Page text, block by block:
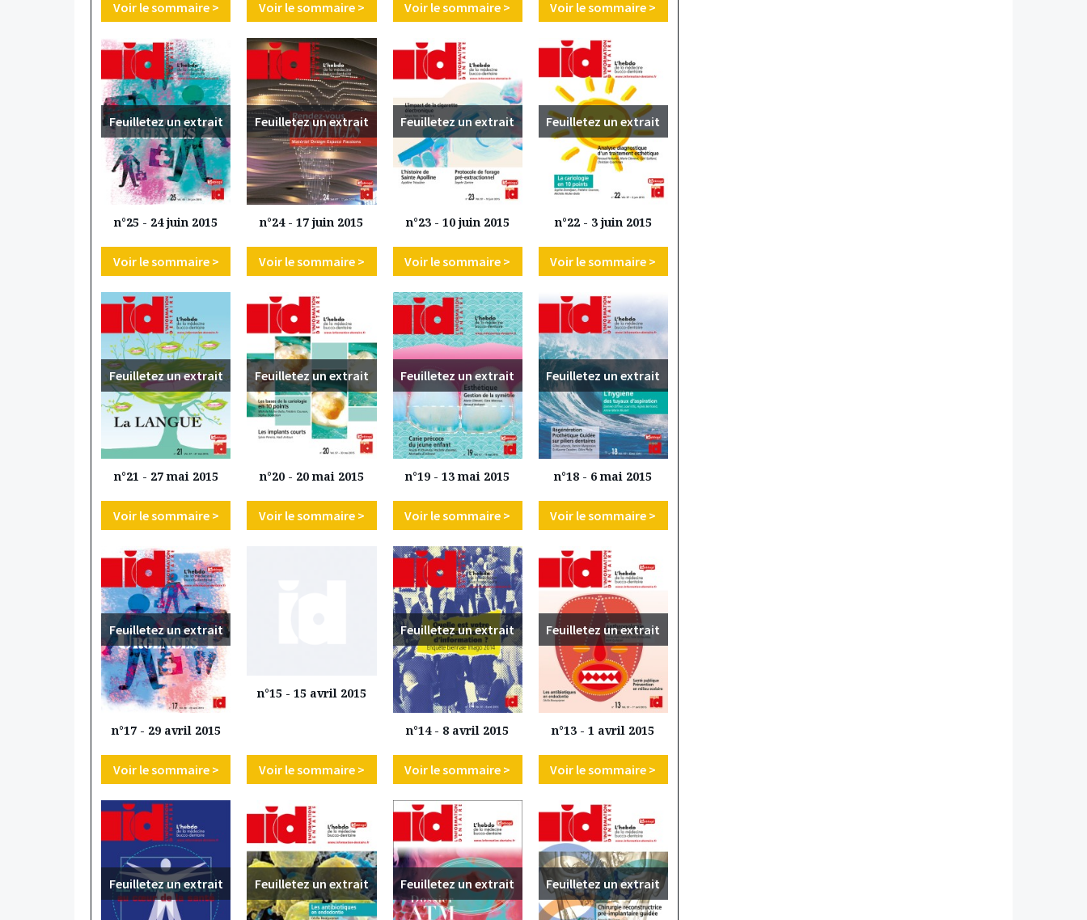
Voir le sommaire > Voir le sommaire > Voir le sommaire > Voir le sommaire >
Feuilletez un extrait
n°25 - 24 juin 2015
Voir le sommaire >
Feuilletez un extrait
n°24 - 17 juin 2015
Voir le sommaire >
Feuilletez un extrait
n°23 - 10 juin 2015
Voir le sommaire >
Feuilletez un extrait
n°22 - 3 juin 2015
Voir le sommaire >
Feuilletez un extrait
n°21 - 27 mai 2015
Voir le sommaire >
Feuilletez un extrait
n°20 - 20 mai 2015
Voir le sommaire >
Feuilletez un extrait
n°19 - 13 mai 2015
Voir le sommaire >
Feuilletez un extrait
n°18 - 6 mai 2015
Voir le sommaire >
Feuilletez un extrait
n°17 - 29 avril 2015
Voir le sommaire >
n°15 - 15 avril 2015
Voir le sommaire >
Feuilletez un extrait
n°14 - 8 avril 2015
Voir le sommaire >
Feuilletez un extrait
n°13 - 1 avril 2015
Voir le sommaire >
Feuilletez un extrait Feuilletez un extrait Feuilletez un extrait Feuilletez un extrait